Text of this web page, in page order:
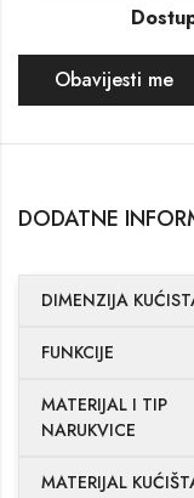
Obavijesti me
DODATNE
DIMENZIJA
FUNKCIJE
MATERIJAL I TIP
NARUKVICE
MATERIJAL